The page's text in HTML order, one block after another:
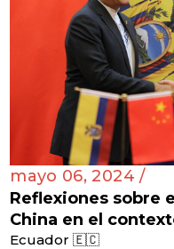
mayo 06, 2024 /
Reflexiones sobre
China en el
Ecuador 🇪🇨